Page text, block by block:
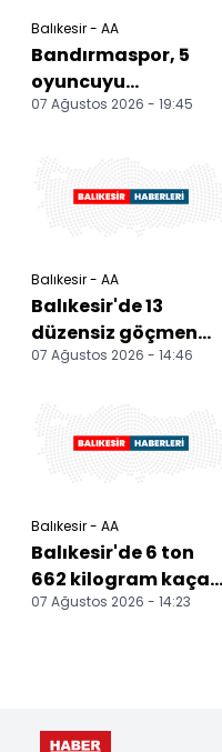
Balıkesir - AA
Bandırmaspor, 5
oyuncuyu
kadrosuna kattı
07 Ağustos 2026 - 19:45
Balıkesir - AA
Balıkesir'de 13
düzensiz göçmen
yakalandı, 1 şüpheli
07 Ağustos 2026 - 14:46
Balıkesir - AA
Balıkesir'de 6 ton
662 kilogram kaçak
çay ele geçirildi
07 Ağustos 2026 - 14:23